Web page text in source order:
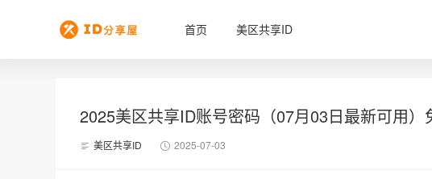
首页 美区共享ID
2025美区共享ID账号密码（07月03日最新可用
美区共享ID 2025-07-03